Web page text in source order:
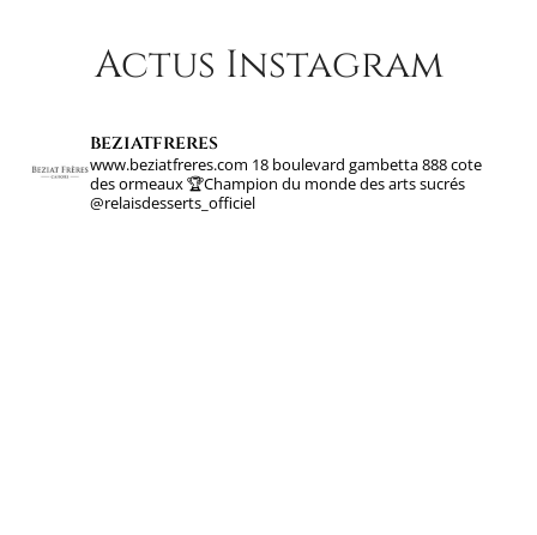
Actus Instagram
beziatfreres
www.beziatfreres.com 18 boulevard gambetta888 cote
des ormeaux🏆Champion du monde des arts sucrés
@relaisdesserts_officiel